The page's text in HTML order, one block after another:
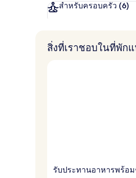
สำหรับครอบครัว (6)
สิ่งที่เราชอบในที่พัก
รับประทานอาหารพร้อ